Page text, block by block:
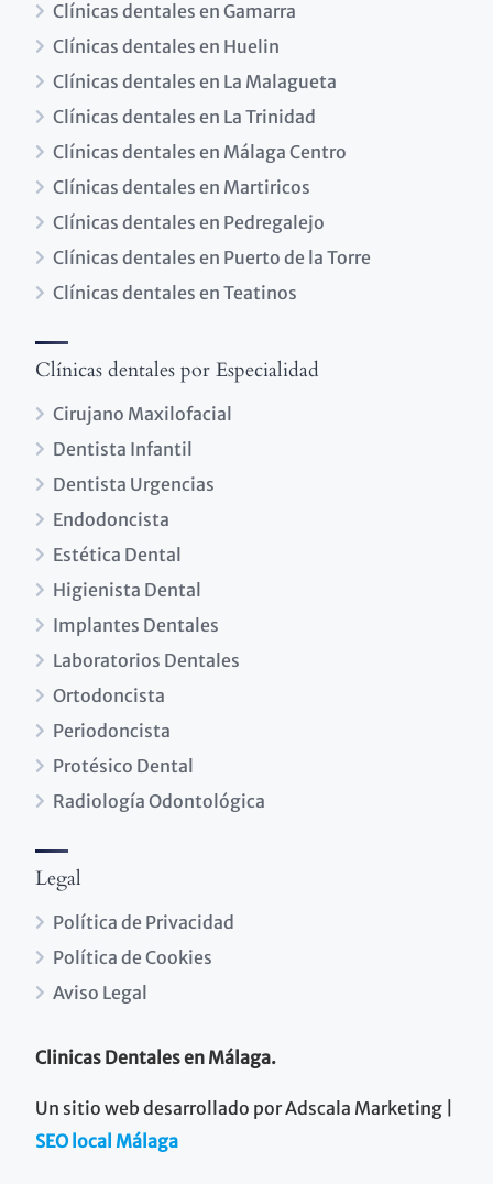
Clínicas dentales en Gamarra
Clínicas dentales en Huelin
Clínicas dentales en La Malagueta
Clínicas dentales en La Trinidad
Clínicas dentales en Málaga Centro
Clínicas dentales en Martiricos
Clínicas dentales en Pedregalejo
Clínicas dentales en Puerto de la Torre
Clínicas dentales en Teatinos
Clínicas dentales por Especialidad
Cirujano Maxilofacial
Dentista Infantil
Dentista Urgencias
Endodoncista
Estética Dental
Higienista Dental
Implantes Dentales
Laboratorios Dentales
Ortodoncista
Periodoncista
Protésico Dental
Radiología Odontológica
Legal
Política de Privacidad
Política de Cookies
Aviso Legal
Clinicas Dentales en Málaga.
Un sitio web desarrollado por Adscala Marketing |
SEO local Málaga